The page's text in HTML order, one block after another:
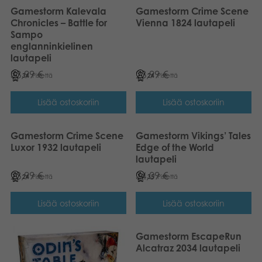
Gamestorm Kalevala
Chronicles – Battle for
Sampo
englanninkielinen
lautapeli
33,99€
34 Pistettä
Lisää ostoskoriin
Gamestorm Crime Scene
Vienna 1824 lautapeli
23,99€
24 Pistettä
Lisää ostoskoriin
Gamestorm Crime Scene
Luxor 1932 lautapeli
23,99€
24 Pistettä
Lisää ostoskoriin
Gamestorm Vikings’ Tales
Edge of the World
lautapeli
34,09€
35 Pistettä
Lisää ostoskoriin
Gamestorm EscapeRun
Alcatraz 2034 lautapeli